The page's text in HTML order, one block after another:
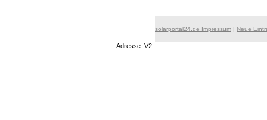
solarportal24.de Impressum | Neue
Adresse_V2